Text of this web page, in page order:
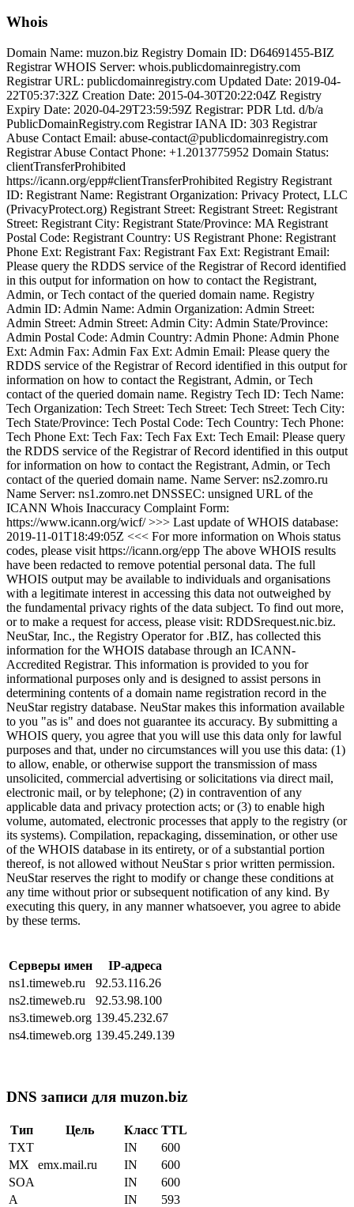
Whois
Domain Name: muzon.biz Registry Domain ID: D64691455-BIZ
Registrar WHOIS Server: whois.publicdomainregistry.com
Registrar URL: publicdomainregistry.com Updated Date: 2019-04-
22T05:37:32Z Creation Date: 2015-04-30T20:22:04Z Registry
Expiry Date: 2020-04-29T23:59:59Z Registrar: PDR Ltd. d/b/a
PublicDomainRegistry.com Registrar IANA ID: 303 Registrar
Abuse Contact Email: abuse-contact@publicdomainregistry.com
Registrar Abuse Contact Phone: +1.2013775952 Domain Status:
clientTransferProhibited
https://icann.org/epp#clientTransferProhibited Registry Registrant
ID: Registrant Name: Registrant Organization: Privacy Protect, LLC
(PrivacyProtect.org) Registrant Street: Registrant Street: Registrant
Street: Registrant City: Registrant State/Province: MA Registrant
Postal Code: Registrant Country: US Registrant Phone: Registrant
Phone Ext: Registrant Fax: Registrant Fax Ext: Registrant Email:
Please query the RDDS service of the Registrar of Record identified
in this output for information on how to contact the Registrant,
Admin, or Tech contact of the queried domain name. Registry
Admin ID: Admin Name: Admin Organization: Admin Street:
Admin Street: Admin Street: Admin City: Admin State/Province:
Admin Postal Code: Admin Country: Admin Phone: Admin Phone
Ext: Admin Fax: Admin Fax Ext: Admin Email: Please query the
RDDS service of the Registrar of Record identified in this output for
information on how to contact the Registrant, Admin, or Tech
contact of the queried domain name. Registry Tech ID: Tech Name:
Tech Organization: Tech Street: Tech Street: Tech Street: Tech City:
Tech State/Province: Tech Postal Code: Tech Country: Tech Phone:
Tech Phone Ext: Tech Fax: Tech Fax Ext: Tech Email: Please query
the RDDS service of the Registrar of Record identified in this output
for information on how to contact the Registrant, Admin, or Tech
contact of the queried domain name. Name Server: ns2.zomro.ru
Name Server: ns1.zomro.net DNSSEC: unsigned URL of the
ICANN Whois Inaccuracy Complaint Form:
https://www.icann.org/wicf/ >>> Last update of WHOIS database:
2019-11-01T18:49:05Z <<< For more information on Whois status
codes, please visit https://icann.org/epp The above WHOIS results
have been redacted to remove potential personal data. The full
WHOIS output may be available to individuals and organisations
with a legitimate interest in accessing this data not outweighed by
the fundamental privacy rights of the data subject. To find out more,
or to make a request for access, please visit: RDDSrequest.nic.biz.
NeuStar, Inc., the Registry Operator for .BIZ, has collected this
information for the WHOIS database through an ICANN-
Accredited Registrar. This information is provided to you for
informational purposes only and is designed to assist persons in
determining contents of a domain name registration record in the
NeuStar registry database. NeuStar makes this information available
to you "as is" and does not guarantee its accuracy. By submitting a
WHOIS query, you agree that you will use this data only for lawful
purposes and that, under no circumstances will you use this data: (1)
to allow, enable, or otherwise support the transmission of mass
unsolicited, commercial advertising or solicitations via direct mail,
electronic mail, or by telephone; (2) in contravention of any
applicable data and privacy protection acts; or (3) to enable high
volume, automated, electronic processes that apply to the registry (or
its systems). Compilation, repackaging, dissemination, or other use
of the WHOIS database in its entirety, or of a substantial portion
thereof, is not allowed without NeuStar s prior written permission.
NeuStar reserves the right to modify or change these conditions at
any time without prior or subsequent notification of any kind. By
executing this query, in any manner whatsoever, you agree to abide
by these terms.
Серверы имен
IP-адреса
ns1.timeweb.ru
92.53.116.26
ns2.timeweb.ru
92.53.98.100
ns3.timeweb.org 139.45.232.67
ns4.timeweb.org 139.45.249.139
DNS записи для muzon.biz
Тип Цель Класс TTL
TXT
IN
600
MX
emx.mail.ru IN
600
SOA
IN
600
A
IN
593